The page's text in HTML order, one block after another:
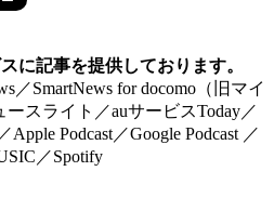
に記事を提供しております。
／SmartNews for docomo（旧マイ
スライト／auサービスToday／
Podcast／Google Podcast ／
／Spotify